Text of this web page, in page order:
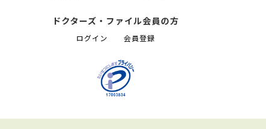
ドクターズ・ファイル会員の方
ログイン 会員登録